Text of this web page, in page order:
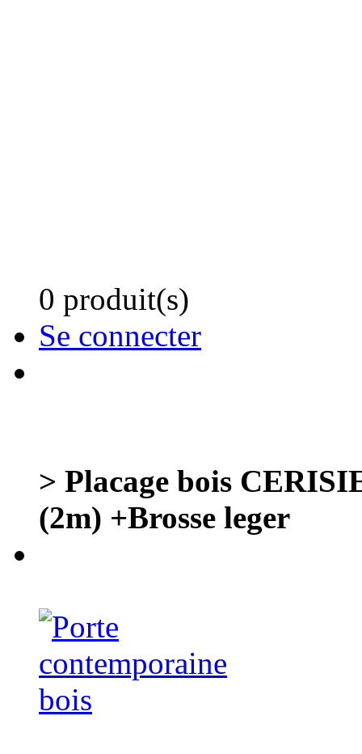
0 produit(s)
Se connecter
> Placage bois
(2m) +Brosse leger